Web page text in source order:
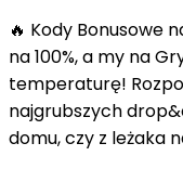
🔥 Kody Bonusowe
na 100%, a my na
temperaturę!
najgrubszych
domu, czy z leżaka